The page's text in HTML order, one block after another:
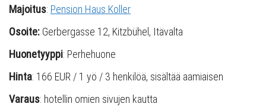
Majoitus: Pension Haus Koller
Osoite: Gerbergasse 12, Kitzbühel, Itävalta
Huonetyyppi: Perhehuone
Hinta: 166 EUR / 1 yö / 3 henkilöä, sisältää aamiaisen
Varaus: hotellin omien sivujen kautta